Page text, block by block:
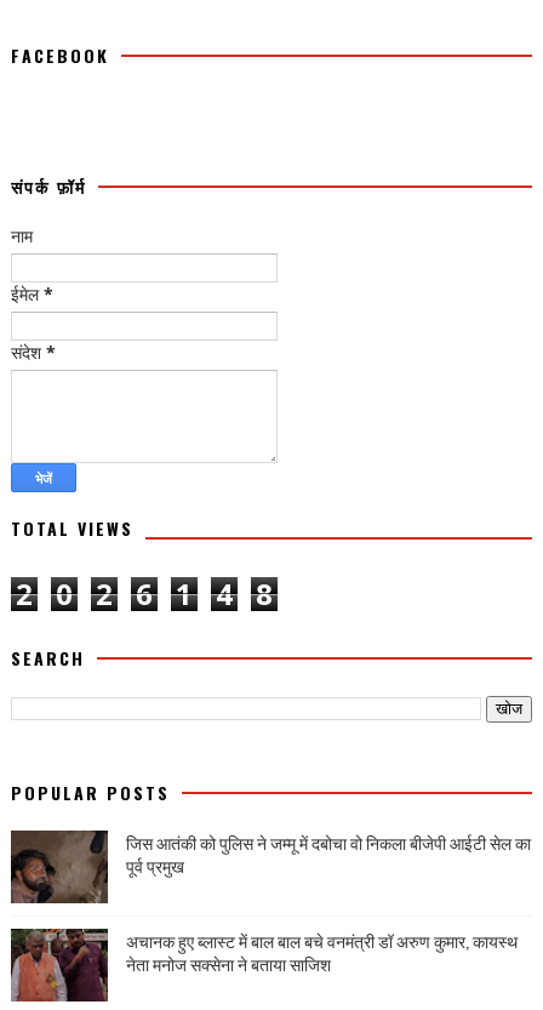
FACEBOOK
संपर्क फ़ॉर्म
नाम
ईमेल*
संदेश *
TOTAL VIEWS
2 0 2 6 1 4 8
SEARCH
POPULAR POSTS
जिस आतंकी को पुलिस ने जम्मू में दबोचा वो निकला बीजेपी आईटी सेल का
पूर्व प्रमुख
अचानक हुए ब्लास्ट में बाल बाल बचे वनमंत्री डॉ अरुण कुमार, कायस्थ
नेता मनोज सक्सेना ने बताया साजिश